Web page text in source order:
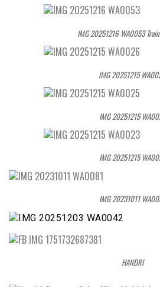
IMG 20251216 WA0053
IMG 20251215
IMG 20251215
IMG 20251215
IMG 20231011
HANDRI